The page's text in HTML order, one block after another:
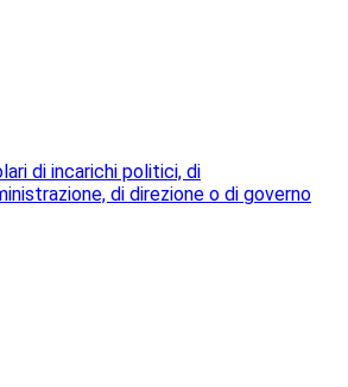
di incarichi politici, di
di direzione o di governo